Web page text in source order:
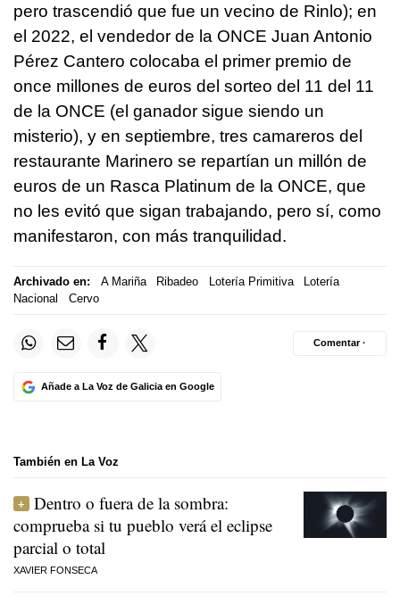
pero trascendió que fue un vecino de Rinlo); en
el 2022, el vendedor de la ONCE Juan Antonio
Pérez Cantero colocaba el primer premio de
once millones de euros del sorteo del 11 del 11
de la ONCE (el ganador sigue siendo un
misterio), y en septiembre, tres camareros del
restaurante Marinero se repartían un millón de
euros de un Rasca Platinum de la ONCE, que
no les evitó que sigan trabajando, pero sí, como
manifestaron, con más tranquilidad.
Archivado en: A Mariña Ribadeo Lotería Primitiva
Lotería
Nacional
Cervo
Añade a La Voz de Galicia en Google
Comentar ·
También en La Voz
Dentro o fuera de la sombra:
comprueba si tu pueblo verá el eclipse
parcial o total
XAVIER FONSECA